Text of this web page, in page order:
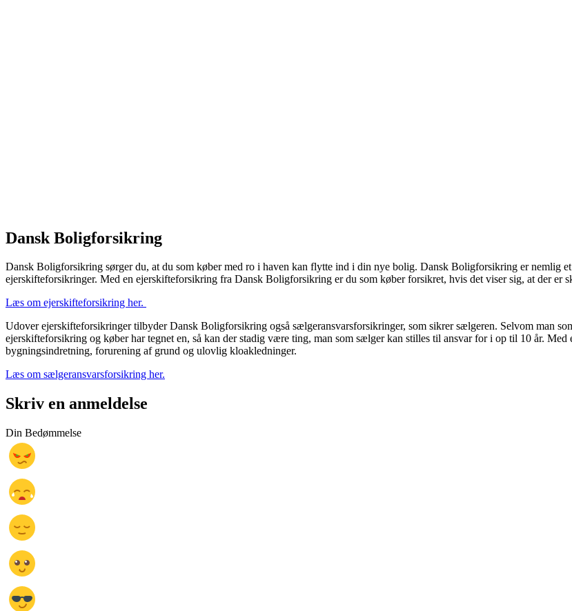
Dansk Boligforsikring
Dansk Boligforsikring sørger du, at du som køber med ro i haven kan flytte ind i din nye bolig. Dansk Boligforsikring er nemlig
ejerskifteforsikringer. Med en ejerskifteforsikring fra Dansk Boligforsikring er du som køber forsikret, hvis det viser sig, at der er
Læs om ejerskifteforsikring her.
Udover ejerskifteforsikringer tilbyder Dansk Boligforsikring også sælgeransvarsforsikringer, som sikrer sælgeren. Selvom man
ejerskifteforsikring og køber har tegnet en, så kan der stadig være ting, man som sælger kan stilles til ansvar for i op til 10 år.
bygningsindretning, forurening af grund og ulovlig kloakledninger.
Læs om sælgeransvarsforsikring her.
Skriv en anmeldelse
Din Bedømmelse